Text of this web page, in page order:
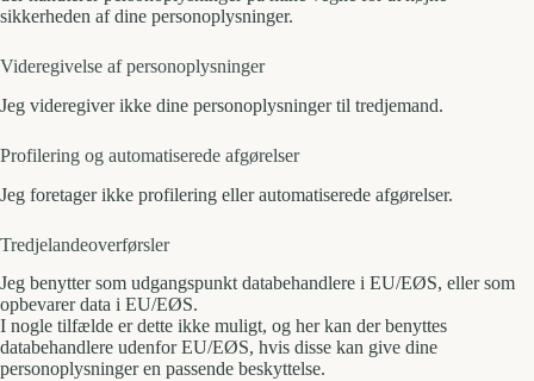
sikkerheden af dine personoplysninger.
Videregivelse af personoplysninger
Jeg videregiver ikke dine personoplysninger til tredjemand.
Profilering og automatiserede afgørelser
Jeg foretager ikke profilering eller automatiserede afgørelser.
Tredjelandeoverførsler
Jeg benytter som udgangspunkt databehandlere i EU/EØS, eller som
opbevarer data i EU/EØS.
I nogle tilfælde er dette ikke muligt, og her kan der benyttes
databehandlere udenfor EU/EØS, hvis disse kan give dine
personoplysninger en passende beskyttelse.